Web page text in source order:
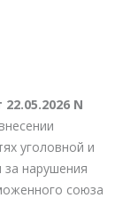
N
уголовной и
за нарушения
союза